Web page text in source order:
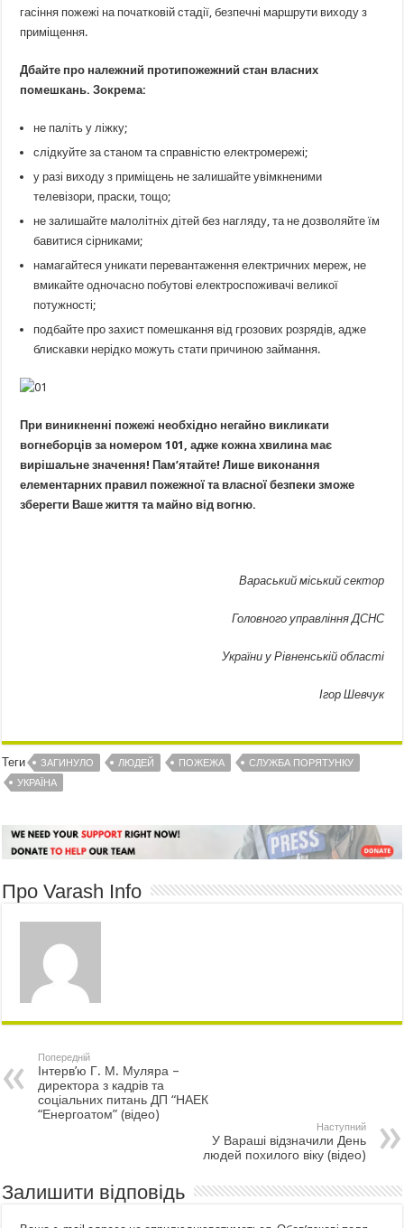
гасіння пожежі на початковій стадії, безпечні маршрути виходу з
приміщення.
Дбайте про належний протипожежний стан власних
помешкань. Зокрема:
не паліть у ліжку;
слідкуйте за станом та справністю електромережі;
у разі виходу з приміщень не залишайте увімкненими
телевізори, праски, тощо;
не залишайте малолітніх дітей без нагляду, та не дозволяйте їм
бавитися сірниками;
намагайтеся уникати перевантаження електричних мереж, не
вмикайте одночасно побутові електроспоживачі великої
потужності;
подбайте про захист помешкання від грозових розрядів, адже
блискавки нерідко можуть стати причиною займання.
При виникненні пожежі необхідно негайно викликати
вогнеборців за номером 101, адже кожна хвилина має
вирішальне значення! Пам’ятайте! Лише виконання
елементарних правил пожежної та власної безпеки зможе
зберегти Ваше життя та майно від вогню.
Вараський міський сектор
Головного управління ДСНС
України у Рівненській області
Ігор Шевчук
Теги ЗАГИНУЛО ЛЮДЕЙ ПОЖЕЖА
СЛУЖБА ПОРЯТУНКУ
УКРАЇНА
Про Varash Info
Попередній
Інтерв’ю Г. М. Муляра –
директора з кадрів та
соціальних питань ДП “НАЕК
“Енергоатом” (відео)
Наступний
У Вараші відзначили День
людей похилого віку (відео)
Залишити відповідь